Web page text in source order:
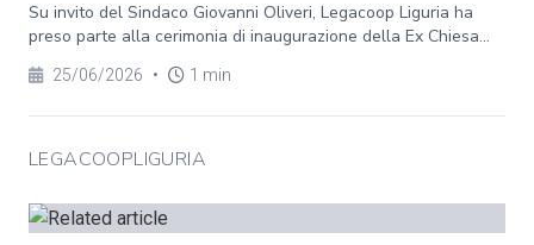
Su invito del Sindaco Giovanni Oliveri, Legacoop Liguria ha
preso parte alla cerimonia di inaugurazione della Ex Chiesa...
25/06/2026 • 1 min
LEGACOOPLIGURIA